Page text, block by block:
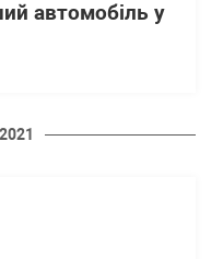
автомобіль у